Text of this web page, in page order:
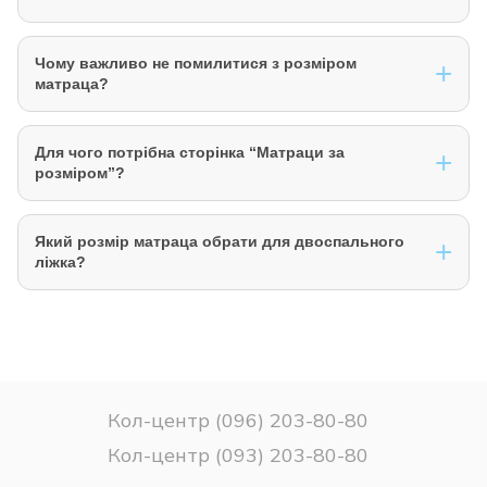
підходять для пари та просторішого спального місця.
перейти до відповідної підкатегорії. Це зручно для тих,
хто хоче швидко підібрати модель під конкретне ліжко або
спальне місце.
Чому важливо не помилитися з розміром
матраца?
до зміщення, деформації або дискомфорту під час сну.
Саме тому перед покупкою важливо точно виміряти
основу ліжка і підібрати формат без приблизних оцінок.
Для чого потрібна сторінка “Матраци за
розміром”?
зорієнтуватися в стандартних форматах матраців,
зрозуміти різницю між розмірами та перейти до потрібної
підкатегорії для вибору конкретного варіанту.
Який розмір матраца обрати для двоспального
ліжка?
Кол-центр (096) 203-80-80
Кол-центр (093) 203-80-80